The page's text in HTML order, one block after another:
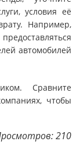
условия её
Например,
автомобилей
Сравните
чтобы
210